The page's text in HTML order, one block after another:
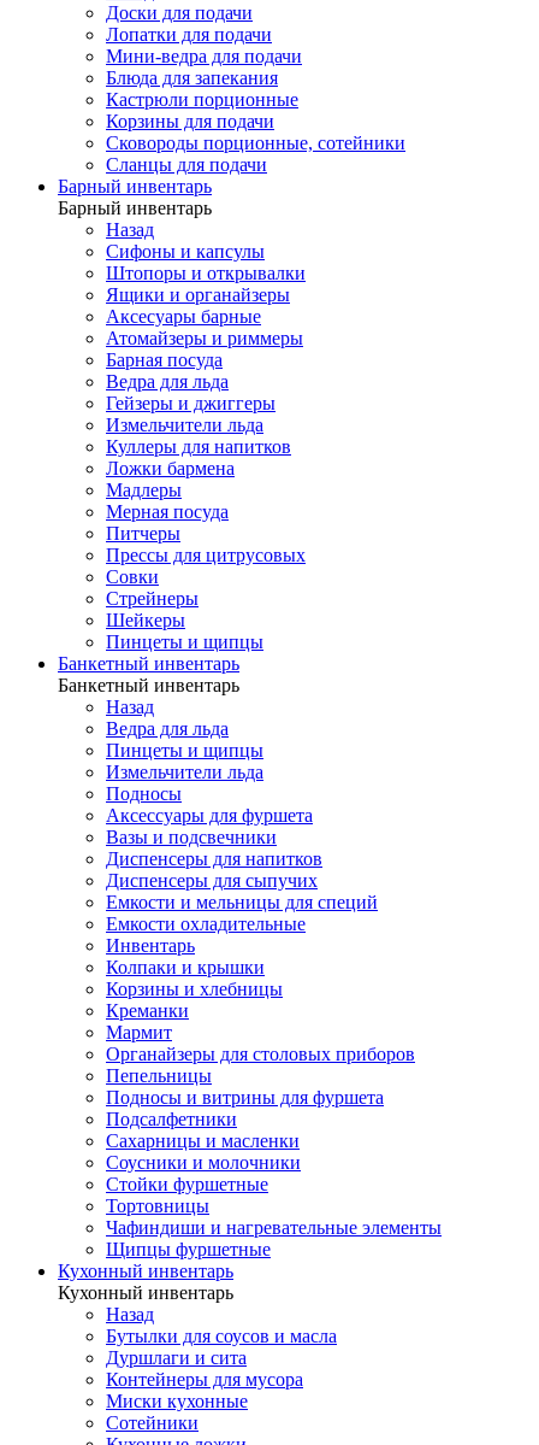
Доски для подачи
Лопатки для подачи
Мини-ведра для подачи
Блюда для запекания
Кастрюли порционные
Корзины для подачи
Сковороды порционные, сотейники
Сланцы для подачи
Барный инвентарь
Барный инвентарь
Назад
Сифоны и капсулы
Штопоры и открывалки
Ящики и органайзеры
Аксесуары барные
Атомайзеры и риммеры
Барная посуда
Ведра для льда
Гейзеры и джиггеры
Измельчители льда
Куллеры для напитков
Ложки бармена
Мадлеры
Мерная посуда
Питчеры
Прессы для цитрусовых
Совки
Стрейнеры
Шейкеры
Пинцеты и щипцы
Банкетный инвентарь
Банкетный инвентарь
Назад
Ведра для льда
Пинцеты и щипцы
Измельчители льда
Подносы
Аксессуары для фуршета
Вазы и подсвечники
Диспенсеры для напитков
Диспенсеры для сыпучих
Емкости и мельницы для специй
Емкости охладительные
Инвентарь
Колпаки и крышки
Корзины и хлебницы
Креманки
Мармит
Органайзеры для столовых приборов
Пепельницы
Подносы и витрины для фуршета
Подсалфетники
Сахарницы и масленки
Соусники и молочники
Стойки фуршетные
Тортовницы
Чафиндиши и нагревательные элементы
Щипцы фуршетные
Кухонный инвентарь
Кухонный инвентарь
Назад
Бутылки для соусов и масла
Дуршлаги и сита
Контейнеры для мусора
Миски кухонные
Сотейники